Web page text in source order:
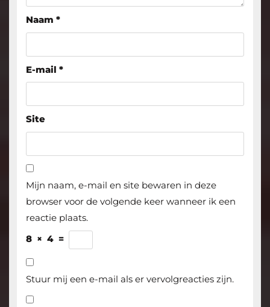
Naam *
E-mail *
Site
Mijn naam, e-mail en site bewaren in deze
browser voor de volgende keer wanneer ik een
reactie plaats.
8 × 4 =
Stuur mij een e-mail als er vervolgreacties zijn.